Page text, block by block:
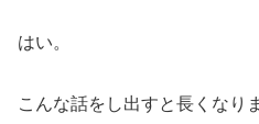
はい。
こんな話をし出すと長くなり